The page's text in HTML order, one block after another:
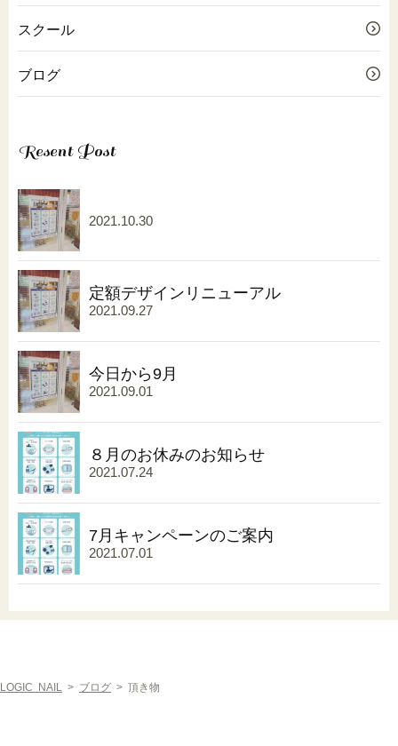
スクール
ブログ
Resent Post
2021.10.30
定額デザインリニューアル
2021.09.27
今日から9月
2021.09.01
８月のお休みのお知らせ
2021.07.24
7月キャンペーンのご案内
2021.07.01
LOGIC NAIL > ブログ > 頂き物